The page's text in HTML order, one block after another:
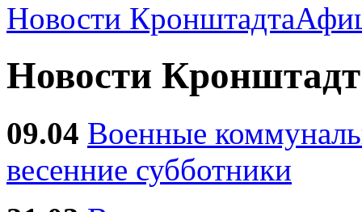
Новости Кронштадта
Новости
09.04 Военные
весенние субботники